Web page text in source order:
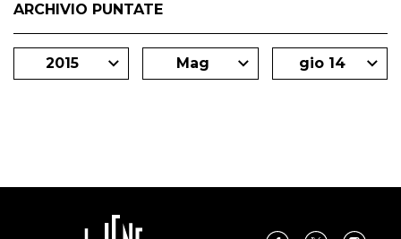
ARCHIVIO PUNTATE
2015 Mag gio 14